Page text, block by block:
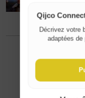
Luc Rà
bois
Qijco
Décrivez votre
adaptées de